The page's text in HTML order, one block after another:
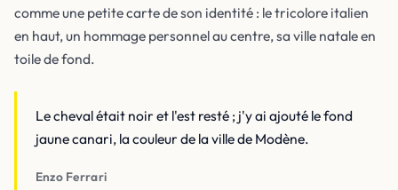
comme une petite carte de son identité : le tricolore italien
en haut, un hommage personnel au centre, sa ville natale en
toile de fond.
Le cheval était noir et l'est resté ; j'y ai ajouté le fond
jaune canari, la couleur de la ville de Modène.
Enzo Ferrari